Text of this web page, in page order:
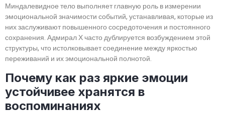
Миндалевидное тело выполняет главную роль в измерении
эмоциональной значимости событий, устанавливая, которые из
них заслуживают повышенного сосредоточения и постоянного
сохранения. Адмирал Х часто дублируется возбуждением этой
структуры, что истолковывает соединение между яркостью
переживаний и их эмоциональной полнотой.
Почему как раз яркие эмоции
устойчивее хранятся в
воспоминаниях